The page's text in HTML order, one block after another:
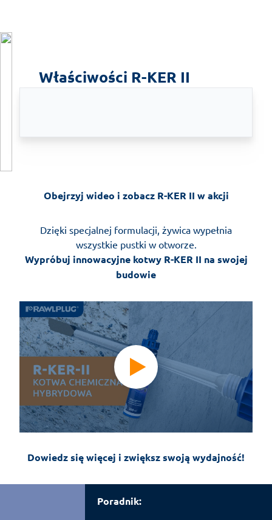
Właściwości R-KER II
Obejrzyj wideo i zobacz R-KER II w akcji
Dzięki specjalnej formulacji, żywica wypełnia
wszystkie pustki w otworze.
Wypróbuj innowacyjne kotwy R-KER II na swojej
budowie
Dowiedz się więcej i zwiększ swoją wydajność!
Poradnik: